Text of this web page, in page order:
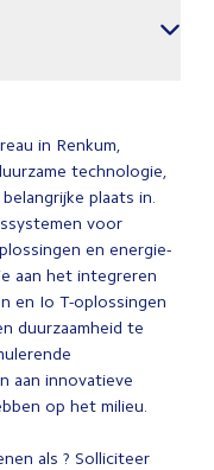
in Renkum,
technologie,
plaats in.
voor
en energie-
aan het integreren
en Io T-oplossingen
duurzaamheid te
aan innovatieve
op het milieu.
als ? Solliciteer